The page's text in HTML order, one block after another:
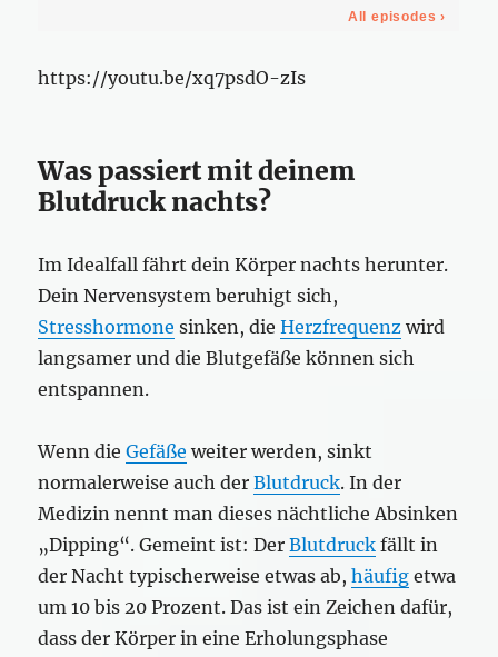
https://youtu.be/xq7psdO-zIs
Was passiert mit deinem
Blutdruck nachts?
Im Idealfall fährt dein Körper nachts herunter.
Dein Nervensystem beruhigt sich,
Stresshormone sinken, dieHerzfrequenz wird
langsamer und die Blutgefäße können sich
entspannen.
Wenn dieGefäße weiter werden, sinkt
normalerweise auch derBlutdruck. In der
Medizin nennt man dieses nächtliche Absinken
„Dipping“. Gemeint ist: DerBlutdruck fällt in
der Nacht typischerweise etwas ab,häufig etwa
um 10 bis 20 Prozent. Das ist ein Zeichen dafür,
dass der Körper in eine Erholungsphase